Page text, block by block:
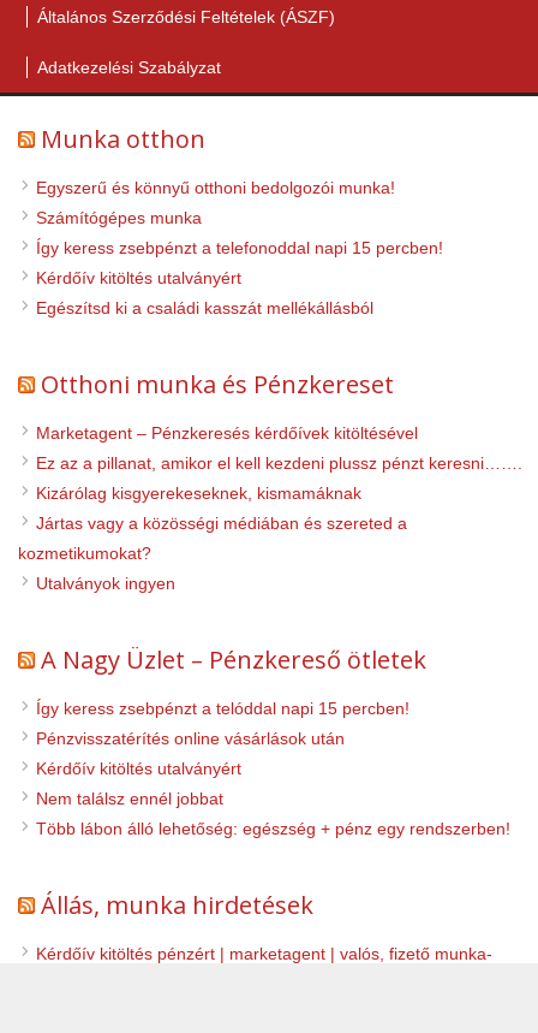
Általános Szerződési Feltételek (ÁSZF)
Adatkezelési Szabályzat
Munka otthon
Egyszerű és könnyű otthoni bedolgozói munka!
Számítógépes munka
Így keress zsebpénzt a telefonoddal napi 15 percben!
Kérdőív kitöltés utalványért
Egészítsd ki a családi kasszát mellékállásból
Otthoni munka és Pénzkereset
Marketagent – Pénzkeresés kérdőívek kitöltésével
Ez az a pillanat, amikor el kell kezdeni plussz pénzt keresni…….
Kizárólag kisgyerekeseknek, kismamáknak
Jártas vagy a közösségi médiában és szereted a
kozmetikumokat?
Utalványok ingyen
A Nagy Üzlet – Pénzkereső ötletek
Így keress zsebpénzt a telóddal napi 15 percben!
Pénzvisszatérítés online vásárlások után
Kérdőív kitöltés utalványért
Nem találsz ennél jobbat
Több lábon álló lehetőség: egészség + pénz egy rendszerben!
Állás, munka hirdetések
Kérdőív kitöltés pénzért | marketagent | valós, fizető munka-